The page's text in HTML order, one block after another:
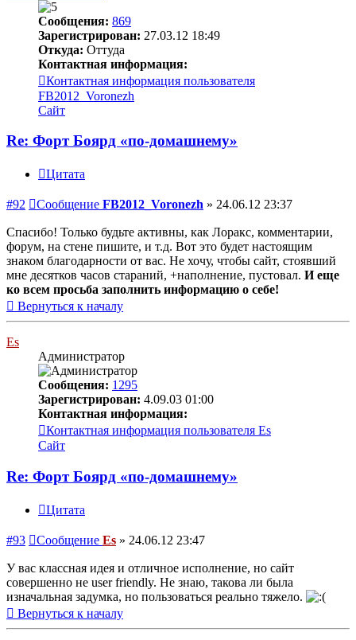
Сообщения: 869
Зарегистрирован: 27.03.12 18:49
Откуда: Оттуда
Контактная информация:
Контактная информация пользователя
FB2012_Voronezh
Сайт
Re: Форт Боярд «по-домашнему»
Цитата
#92 Сообщение FB2012_Voronezh » 24.06.12 23:37
Спасибо! Только будьте активны, как Лоракс, комментарии,
форум, на стене пишите, и т.д. Вот это будет настоящим
знаком благодарности от вас. Не хочу, чтобы сайт, стоявший
мне десятков часов стараний, +наполнение, пустовал. И еще
ко всем просьба заполнить информацию о себе!
Вернуться к началу
Es
Администратор
Сообщения: 1295
Зарегистрирован: 4.09.03 01:00
Контактная информация:
Контактная информация пользователя Es
Сайт
Re: Форт Боярд «по-домашнему»
Цитата
#93 Сообщение Es » 24.06.12 23:47
У вас классная идея и отличное исполнение, но сайт
совершенно не user friendly. Не знаю, такова ли была
изначальная задумка, но пользоваться реально тяжело.
Вернуться к началу